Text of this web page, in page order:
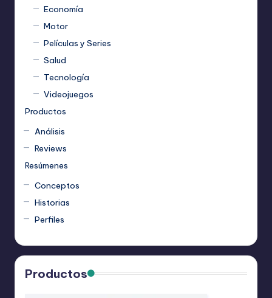
Economía
Motor
Películas y Series
Salud
Tecnología
Videojuegos
Productos
Análisis
Reviews
Resúmenes
Conceptos
Historias
Perfiles
Productos